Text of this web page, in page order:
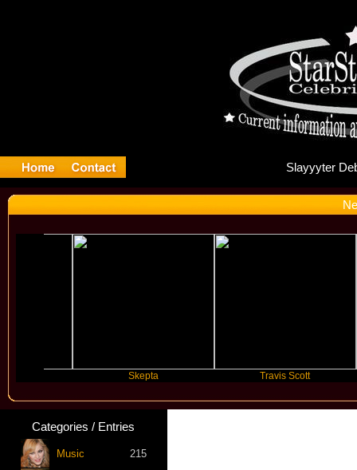
Travis Scott
Categories / Entries
Music 215